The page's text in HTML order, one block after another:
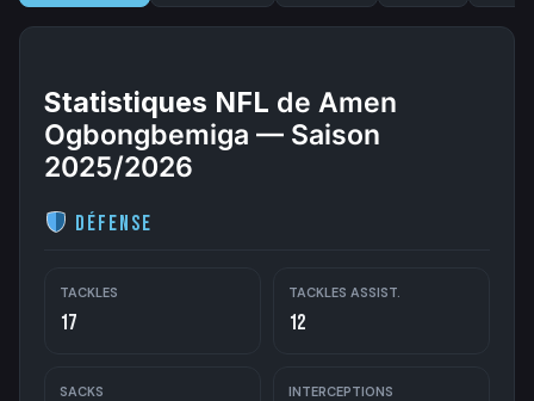
Statistiques NFL de Amen
Ogbongbemiga — Saison
2025/2026
Défense
TACKLES
17
TACKLES ASSIST.
12
SACKS INTERCEPTIONS